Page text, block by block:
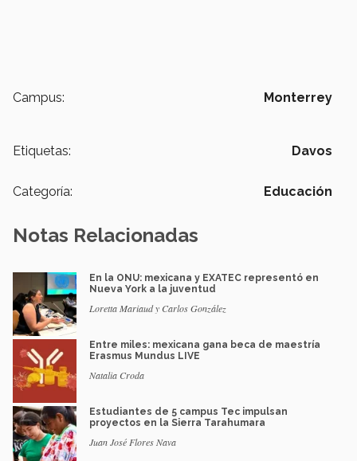
Campus: Monterrey
Etiquetas: Davos
Categoría: Educación
Notas Relacionadas
En la ONU: mexicana y EXATEC representó en
Nueva York a la juventud
Loretta Mariaud y Carlos González
Entre miles: mexicana gana beca de maestría
Erasmus Mundus LIVE
Natalia Croda
Estudiantes de 5 campus Tec impulsan
proyectos en la Sierra Tarahumara
Juan José Flores Nava